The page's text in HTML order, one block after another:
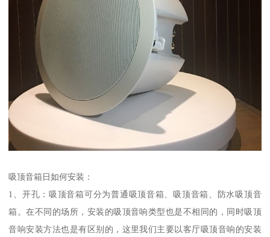
吸顶音箱日如何安装：
1、开孔：吸顶音箱可分为普通吸顶音箱、吸顶音箱、防水吸顶音
箱。在不同的场所，安装的吸顶音响类型也是不相同的，同时吸顶
音响安装方法也是有区别的，这里我们主要以客厅吸顶音响的安装